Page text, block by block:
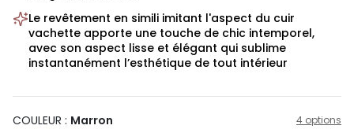
Le revêtement en simili imitant l'aspect du cuir
vachette apporte une touche de chic intemporel,
avec son aspect lisse et élégant qui sublime
instantanément l’esthétique de tout intérieur
COULEUR : Marron 4 options